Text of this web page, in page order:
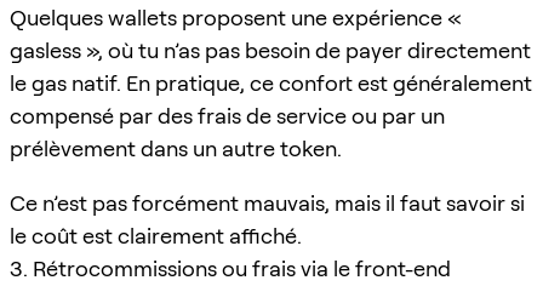
Quelques wallets proposent une expérience «
gasless », où tu n’as pas besoin de payer directement
le gas natif. En pratique, ce confort est généralement
compensé par des frais de service ou par un
prélèvement dans un autre token.
Ce n’est pas forcément mauvais, mais il faut savoir si
le coût est clairement affiché.
3. Rétrocommissions ou frais via le front-end